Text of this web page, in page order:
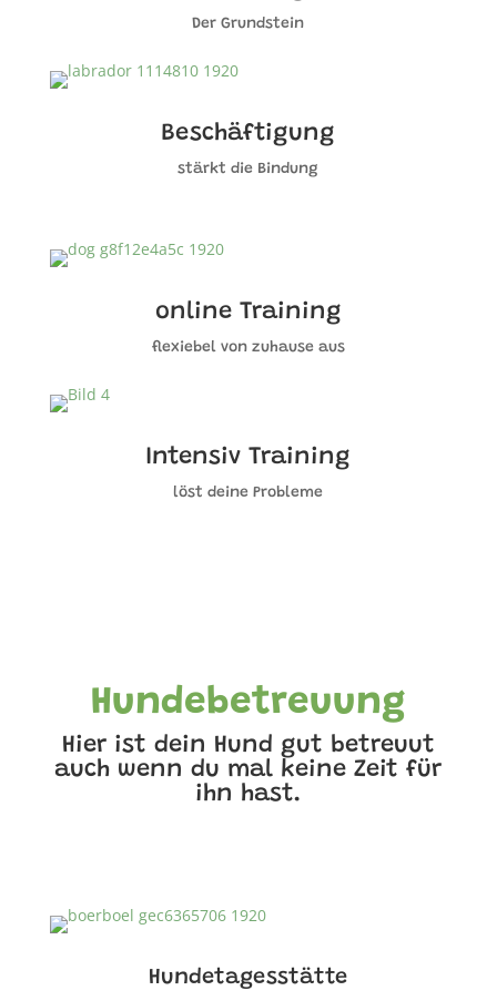
Der Grundstein
Beschäftigung
stärkt die Bindung
online Training
flexiebel von zuhause aus
Intensiv Training
löst deine Probleme
Hundebetreuung
Hier ist dein Hund gut betreuut
auch wenn du mal keine Zeit für
ihn hast.
Hundetagesstätte